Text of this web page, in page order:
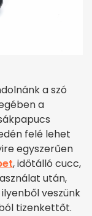
a szó
a
felé lehet
egyszerűen
, időtálló cucc,
után,
veszünk
tizenkettőt.